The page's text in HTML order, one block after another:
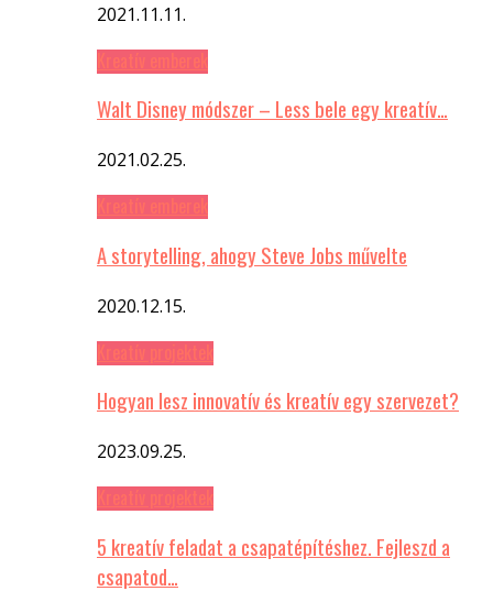
2021.11.11.
Walt Disney módszer – Less bele egy kreatív…
2021.02.25.
A storytelling, ahogy Steve Jobs művelte
2020.12.15.
Hogyan lesz innovatív és kreatív egy szervezet?
2023.09.25.
5 kreatív feladat a csapatépítéshez. Fejleszd a
csapatod…